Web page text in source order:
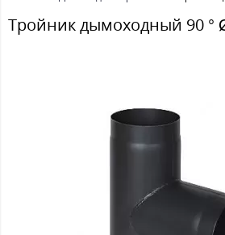
Тройник дымоходный 90 °